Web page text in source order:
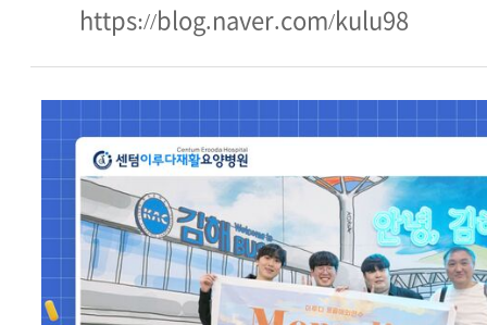
https://blog.naver.com/kulu98